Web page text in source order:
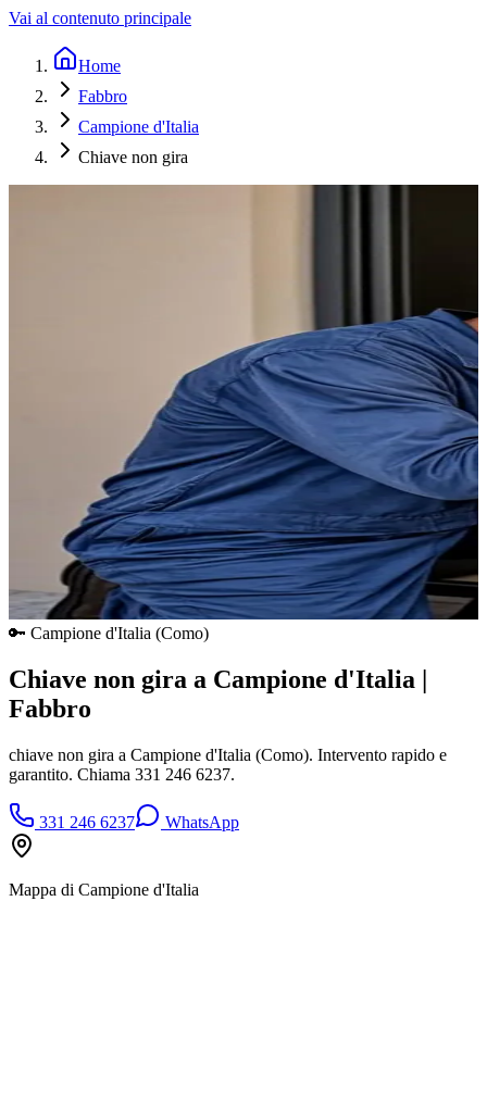
Vai al contenuto principale
Home
Fabbro
Campione d'Italia
Chiave non gira
🔑 Campione d'Italia (Como)
Chiave non gira a Campione d'Italia |
Fabbro
chiave non gira a Campione d'Italia (Como). Intervento rapido e
garantito. Chiama 331 246 6237.
331 246 6237 WhatsApp
Mappa di Campione d'Italia